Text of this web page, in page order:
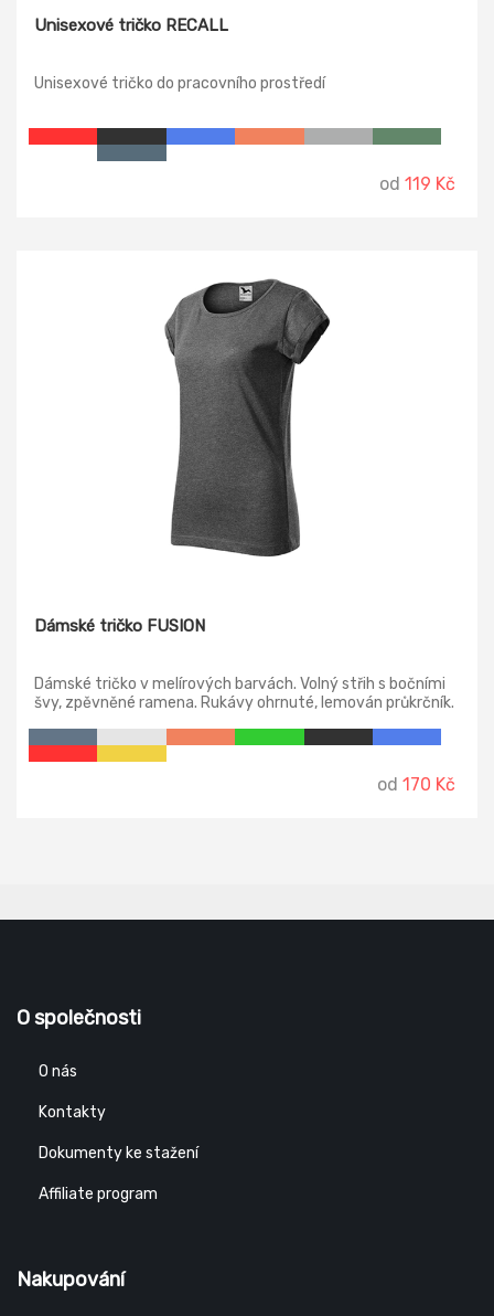
Unisexové tričko RECALL
Unisexové tričko do pracovního prostředí
od 119 Kč
Dámské tričko FUSION
Dámské tričko v melírových barvách. Volný střih s bočními
švy, zpěvněné ramena. Rukávy ohrnuté, lemován průkrčník.
od 170 Kč
O společnosti
O nás
Kontakty
Dokumenty ke stažení
Affiliate program
Nakupování